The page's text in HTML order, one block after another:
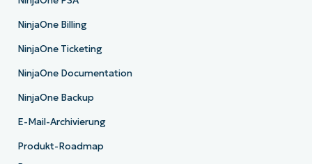
NinjaOne Billing
NinjaOne Ticketing
NinjaOne Documentation
NinjaOne Backup
E-Mail-Archivierung
Produkt-Roadmap